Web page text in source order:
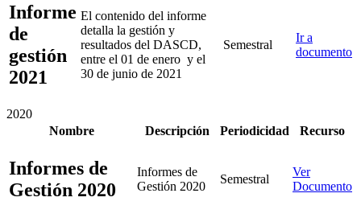
Informe
de
gestión
2021
El contenido del informe
detalla la gestión y
resultados del DASCD,
entre el 01 de enero y el
30 de junio de 2021
Semestral
Ir a
documento
2020
Nombre
Descripción Periodicidad Recurso
Informes de
Gestión 2020
Informes de
Gestión 2020
Semestral
Ver
Documento